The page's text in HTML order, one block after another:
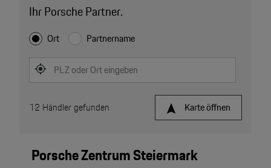
Ihr Porsche Partner.
Ort Partnername
PLZ oder Ort eingeben
Karte öffnen
12 Händler gefunden
Porsche Zentrum Steiermark